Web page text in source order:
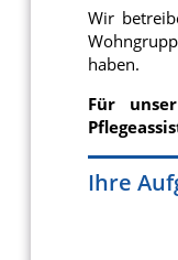
Wir
haben.
Für
Ihre